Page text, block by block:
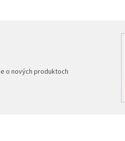
o nových produktoch